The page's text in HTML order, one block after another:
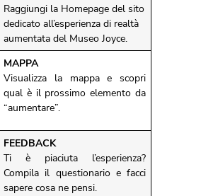
Raggiungi la Homepage del sito
dedicato all’esperienza di realtà
aumentata del Museo Joyce.
MAPPA
Visualizza la mappa e scopri
qual è il prossimo elemento da
“aumentare”.
FEEDBACK
Ti è piaciuta l’esperienza?
Compila il questionario e facci
sapere cosa ne pensi.